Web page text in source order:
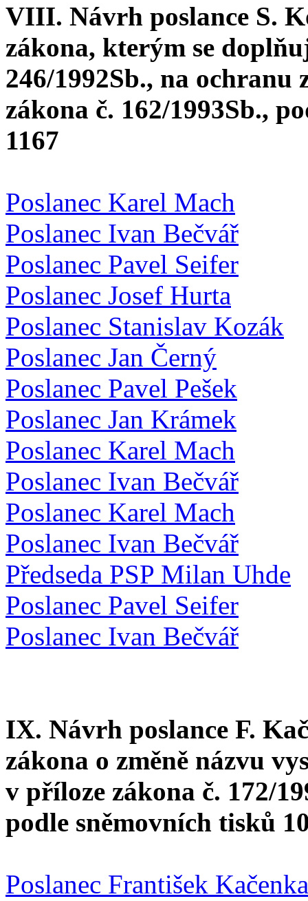
VIII. Návrh poslance S.
zákona, kterým se
246/1992Sb., na
zákona č. 162/1993Sb.,
1167
Poslanec Karel Mach
Poslanec Ivan Bečvář
Poslanec Pavel Seifer
Poslanec Josef Hurta
Poslanec Stanislav Kozák
Poslanec Jan Černý
Poslanec Pavel Pešek
Poslanec Jan Krámek
Poslanec Karel Mach
Poslanec Ivan Bečvář
Poslanec Karel Mach
Poslanec Ivan Bečvář
Předseda PSP Milan Uhde
Poslanec Pavel Seifer
Poslanec Ivan Bečvář
IX. Návrh poslance F.
zákona o změně názvu
v příloze zákona č. 172/
podle sněmovních tisků
Poslanec František Kačenka